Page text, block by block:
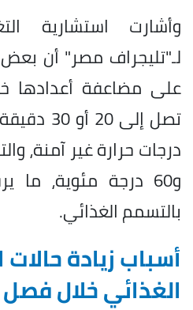
وأشارت استشارية
لـ"تليجراف مصر" أن بعض
على مضاعفة أعدادها
تصل إلى
و60 درجة مئوية، ما
بالتسمم الغذائي.
أسباب زيادة
الغذائي خلال